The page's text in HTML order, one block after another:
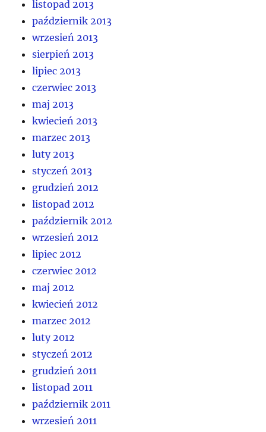
listopad 2013
październik 2013
wrzesień 2013
sierpień 2013
lipiec 2013
czerwiec 2013
maj 2013
kwiecień 2013
marzec 2013
luty 2013
styczeń 2013
grudzień 2012
listopad 2012
październik 2012
wrzesień 2012
lipiec 2012
czerwiec 2012
maj 2012
kwiecień 2012
marzec 2012
luty 2012
styczeń 2012
grudzień 2011
listopad 2011
październik 2011
wrzesień 2011